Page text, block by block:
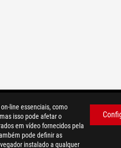
line essenciais, como
isso pode afetar o
em vídeo fornecidos pela
pode definir as
instalado a qualquer